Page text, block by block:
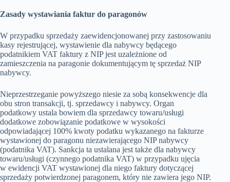
Zasady wystawiania faktur do paragonów
W przypadku sprzedaży zaewidencjonowanej przy zastosowaniu
kasy rejestrującej, wystawienie dla nabywcy będącego
podatnikiem VAT faktury z NIP jest uzależnione od
zamieszczenia na paragonie dokumentującym tę sprzedaż NIP
nabywcy.
Nieprzestrzeganie powyższego niesie za sobą konsekwencje dla
obu stron transakcji, tj. sprzedawcy i nabywcy. Organ
podatkowy ustala bowiem dla sprzedawcy towaru/usługi
dodatkowe zobowiązanie podatkowe w wysokości
odpowiadającej 100% kwoty podatku wykazanego na fakturze
wystawionej do paragonu niezawierającego NIP nabywcy
(podatnika VAT). Sankcja ta ustalana jest także dla nabywcy
towaru/usługi (czynnego podatnika VAT) w przypadku ujęcia
w ewidencji VAT wystawionej dla niego faktury dotyczącej
sprzedaży potwierdzonej paragonem, który nie zawiera jego NIP.